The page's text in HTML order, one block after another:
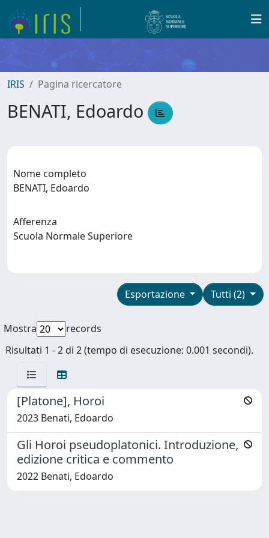
IRIS Pagina ricercatore
BENATI, Edoardo
Nome completo
BENATI, Edoardo
Afferenza
Scuola Normale Superiore
Tutti (2)
Esportazione
Mostra
records
Risultati 1 - 2 di 2 (tempo di esecuzione: 0.001 secondi).
[Platone], Horoi
2023 Benati, Edoardo
Gli Horoi pseudoplatonici. Introduzione,
edizione critica e commento
2022 Benati, Edoardo